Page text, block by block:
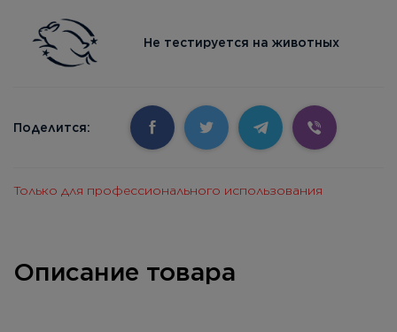
Не тестируется на животных
Поделится:
Только для профессионального использования
Описание товара